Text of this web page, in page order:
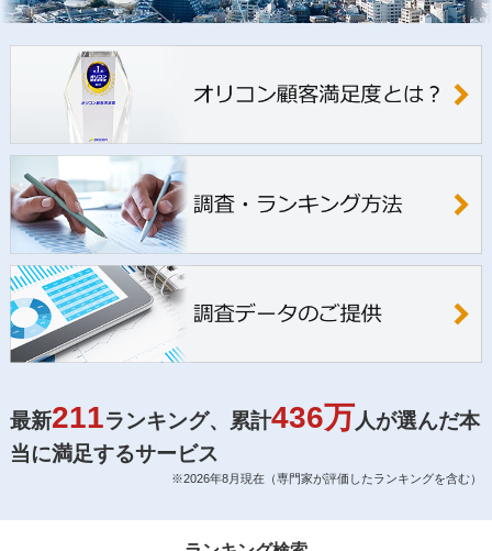
最新211ランキング、累計436万人が選んだ本
当に満足するサービス
※2026年8月現在（専門家が評価したランキングを含む）